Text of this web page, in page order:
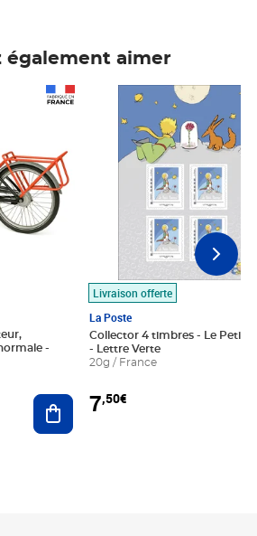
également aimer
Ajouter au panier
Livraison offerte
La Poste
Collector 4 timbres - Le Petit
- Lettre Verte
20g / France
7,50€
Prix 7,50€